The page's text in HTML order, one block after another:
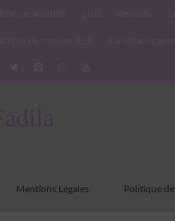
Mentions Légales Politique